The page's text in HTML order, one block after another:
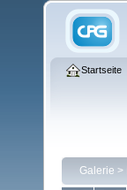
Startseite
Galerie >